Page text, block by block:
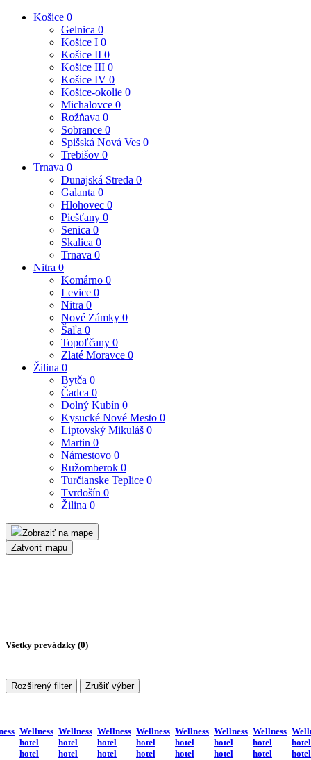
Košice 0
Gelnica 0
Košice I 0
Košice II 0
Košice III 0
Košice IV 0
Košice-okolie 0
Michalovce 0
Rožňava 0
Sobrance 0
Spišská Nová Ves 0
Trebišov 0
Trnava 0
Dunajská Streda 0
Galanta 0
Hlohovec 0
Piešťany 0
Senica 0
Skalica 0
Trnava 0
Nitra 0
Komárno 0
Levice 0
Nitra 0
Nové Zámky 0
Šaľa 0
Topoľčany 0
Zlaté Moravce 0
Žilina 0
Bytča 0
Čadca 0
Dolný Kubín 0
Kysucké Nové Mesto 0
Liptovský Mikuláš 0
Martin 0
Námestovo 0
Ružomberok 0
Turčianske Teplice 0
Tvrdošín 0
Žilina 0
Zobraziť na mape
Zatvoriť mapu
Všetky prevádzky (0)
Rozširený filter Zrušiť výber
Wellness
hotel
hotel
Wellness
hotel
hotel
Wellness
hotel
hotel
Wellness
hotel
hotel
Wellness
hotel
hotel
Wellness
hotel
hotel
Wellness
hotel
hotel
hotel
hotel